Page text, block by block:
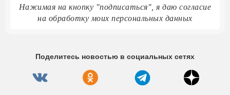
Нажимая на кнопку "подписаться", я даю согласие
на обработку моих персональных данных
Поделитесь новостью в социальных сетях